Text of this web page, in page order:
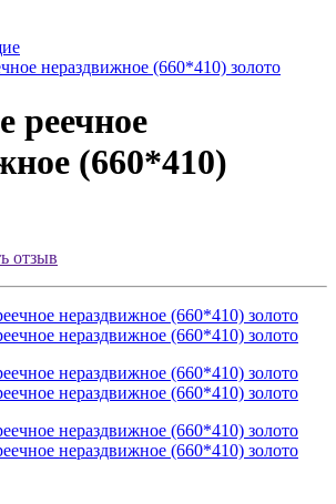
нераздвижное (660*410) золото
реечное
(660*410)
отзыв